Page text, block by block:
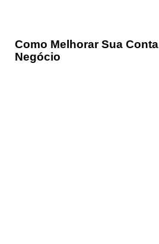
Como Melhorar Sua
Negócio